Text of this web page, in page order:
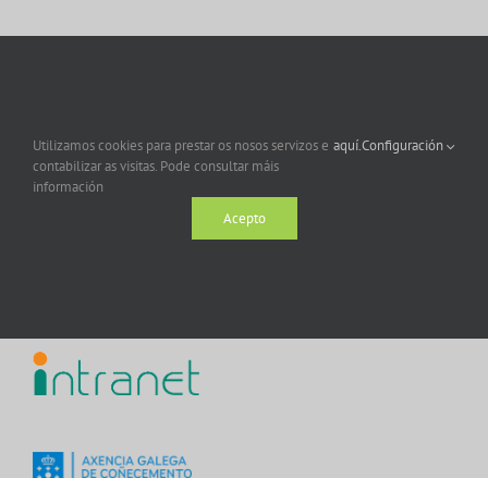
Utilizamos cookies para prestar os nosos servizos e
contabilizar as visitas. Pode consultar máis
información
aquí.Configuración
Acepto